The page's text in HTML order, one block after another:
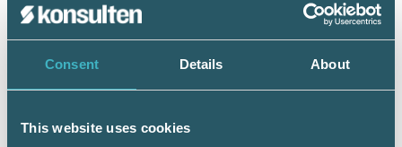
Consent Details About
This website uses cookies
Skattereduktion 2022
Skattereduktionen ska räknas av från skatten
för det beskattningsår som avslutas den 31
december 2022 eller, om beskattningsåret inte
beskattningsåret efter detta datum.